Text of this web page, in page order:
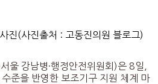
진(사진출처 : 고동진의원 블로그)
울 강남병·행정안전위원회)은 8일,
준을 반영한 보조기구 지원 체계 마